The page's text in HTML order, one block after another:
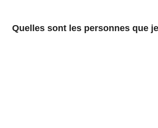
Quelles sont les personnes que